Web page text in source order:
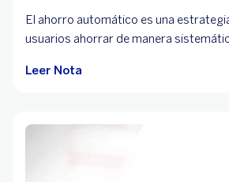
El ahorro automático es una
usuarios ahorrar de manera
Leer Nota